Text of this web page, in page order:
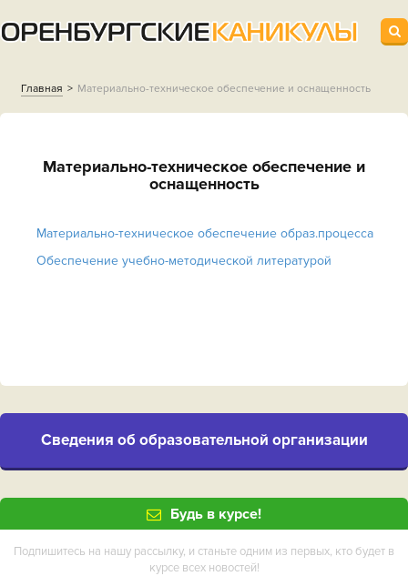
Главная Материально-техническое обеспечение и оснащенность
Материально-техническое обеспечение и
оснащенность
Материально-техническое обеспечение образ.процесса
Обеспечение учебно-методической литературой
Cведения об образовательной организации
Будь в курсе!
Подпишитесь на нашу рассылку, и станьте одним из первых, кто будет в
курсе всех новостей!